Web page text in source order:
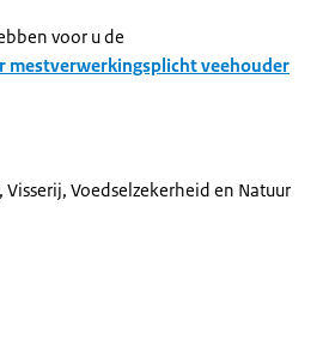
voor u de
mestverwerkingsplicht veehouder
Voedselzekerheid en Natuur